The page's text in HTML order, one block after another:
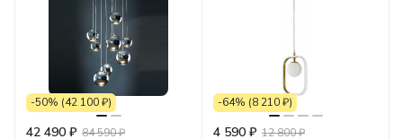
-50% (42 100 ₽)
42 490 ₽ 84 590 ₽
-64% (8 210 ₽)
4 590 ₽ 12 800 ₽